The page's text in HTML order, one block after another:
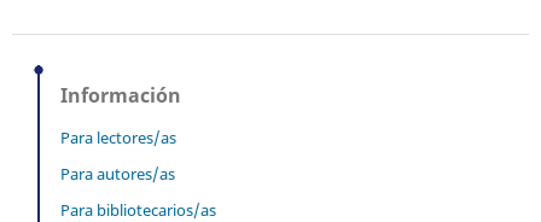
Información
Para lectores/as
Para autores/as
Para bibliotecarios/as